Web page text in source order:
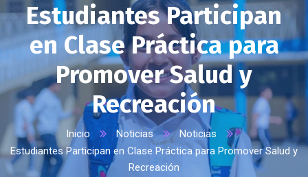
Estudiantes Participan
en Clase Práctica para
Promover Salud y
Recreación
Inicio Noticias
Noticias
Estudiantes Participan en Clase Práctica para Promover Salud y
Recreación